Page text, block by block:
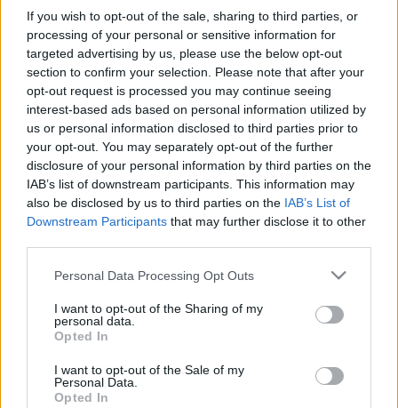
If you wish to opt-out of the sale, sharing to third parties, or
processing of your personal or sensitive information for
targeted advertising by us, please use the below opt-out
section to confirm your selection. Please note that after your
opt-out request is processed you may continue seeing
interest-based ads based on personal information utilized by
us or personal information disclosed to third parties prior to
your opt-out. You may separately opt-out of the further
disclosure of your personal information by third parties on the
IAB’s list of downstream participants. This information may
also be disclosed by us to third parties on the IAB’s List of
Downstream Participants that may further disclose it to other
Please note that this website/app uses one or more Google
not limited to your visit or usage behaviour. You may click to
grant or deny consent to Google and its third-party tags to
use your data for below specified purposes in below Google
consent section.
Personal Data Processing Opt Outs
I want to opt-out of the Sharing of my
personal data.
Opted In
I want to opt-out of the Sale of my
Personal Data.
Opted In
A legolcsóbb ajánlat havi 500 ezer forint körül van, a
legmagasabb meghaladja a 800 ezret.
NAGY KOLONCTÓL SZABADUL MEG A SAVARIA
MOZI BÜFÉJÉNEK EDDIGI BÉRLŐJE
2019. november. 14. 11:31
Az elmúlt három évben több, mint 30 millió forint mínuszt
termelt az egység. Nem irigyeljük.
MEGÚJULT A SAVARIA MOZI WEBLAPJA, ÉS
MÁR ONLINE IS TUDSZ JEGYET VENNI
2019. november. 14. 08:00
KRÚBI KONCERT SZOMBATHELYEN
2019. november. 07. 19:47
Az eseményt úgy hirdette az azt rendező Cinema Café, hogy
nem volt bérleti szerződése az aulára.
CSALÁS? NEM TARTHATNAK KONCERTET A
SAVARIA MOZI AULÁJÁBAN, ERRŐL AZONBAN
SEM A JEGYÉRTÉKESÍTŐ, SEM A FELLÉPŐ